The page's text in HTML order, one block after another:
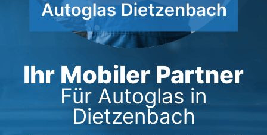
Ihr Mobiler Partner
Für Autoglas in
Dietzenbach